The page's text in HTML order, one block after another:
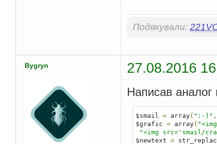
Подякували:
Bygryn 27.08.2016
Написав аналог
$smail = array( ":-)" ,
$grafic = array(
"<img src='smail/
$newtext =